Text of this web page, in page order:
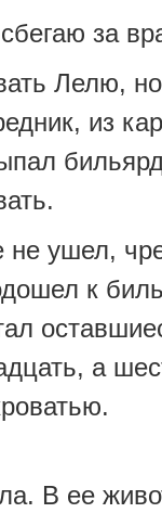
за
Лелю,
из
ушел,
к
а
В ее